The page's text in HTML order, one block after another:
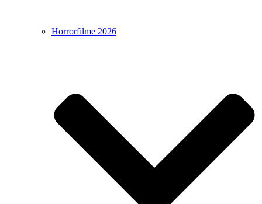
Horrorfilme 2026